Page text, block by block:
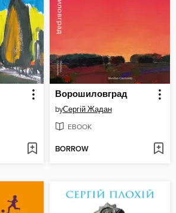
Ворошиловград
byСергій Жадан
EBOOK
BORROW